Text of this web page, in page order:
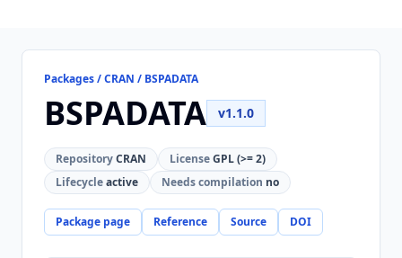
Packages / CRAN / BSPADATA
BSPADATA v1.1.0
RepositoryCRAN LicenseGPL (>= 2)
Lifecycleactive Needs compilation no
Package page Reference Source DOI